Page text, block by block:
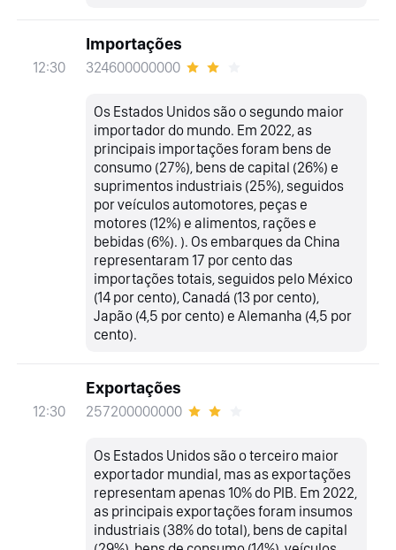
12:30
Importações
324600000000
Os Estados Unidos são o segundo maior
importador do mundo. Em 2022, as
principais importações foram bens de
consumo (27%), bens de capital (26%) e
suprimentos industriais (25%), seguidos
por veículos automotores, peças e
motores (12%) e alimentos, rações e
bebidas (6%). ). Os embarques da China
representaram 17 por cento das
importações totais, seguidos pelo México
(14 por cento), Canadá (13 por cento),
Japão (4,5 por cento) e Alemanha (4,5 por
cento).
12:30
Exportações
257200000000
Os Estados Unidos são o terceiro maior
exportador mundial, mas as exportações
representam apenas 10% do PIB. Em 2022,
as principais exportações foram insumos
industriais (38% do total), bens de capital